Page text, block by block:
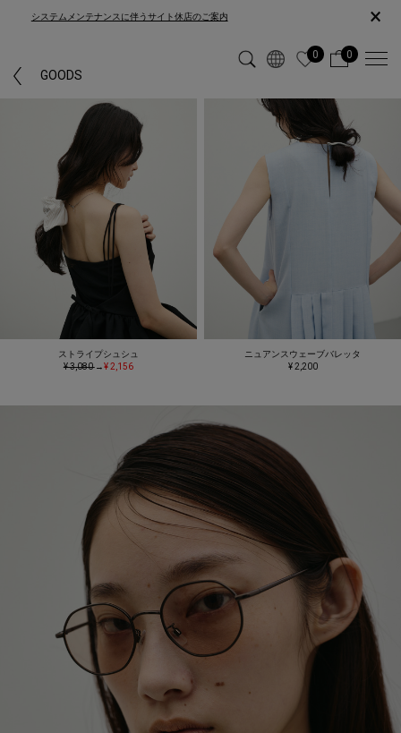
システムメンテナンスに伴うサイト休店のご案内 ×
GOODS
0 0
ストライプシュシュ
¥ 3,080→¥ 2,156
ニュアンスウェーブバレッタ
¥ 2,200